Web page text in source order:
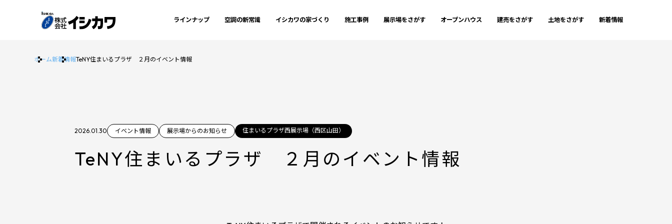
ラインナップ 空調の新常識 イシカワの家づくり 施工事例 展示場をさがす オープンハウス 建売をさがす 土地をさがす 新着情報
ホーム新着情報TeNY住まいるプラザ ２月のイベント情報
2026.01.30 イベント情報 展示場からのお知らせ 住まいるプラザ西展示場（西区山田）
TeNY住まいるプラザ ２月のイベント情報